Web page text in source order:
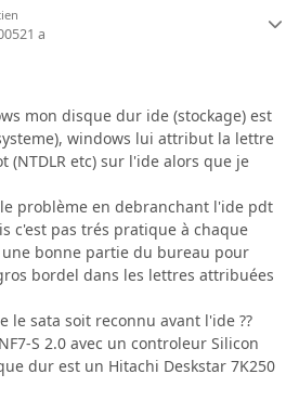
21 a
mon disque dur ide (stockage) est
windows lui attribut la lettre
(NTDLR etc) sur l'ide alors que je
problème en debranchant l'ide pdt
c'est pas trés pratique à chaque
bonne partie du bureau pour
bordel dans les lettres attribuées
le sata soit reconnu avant l'ide ??
S 2.0 avec un controleur Silicon
dur est un Hitachi Deskstar 7K250